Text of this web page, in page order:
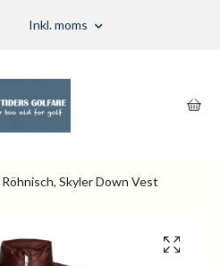
Inkl. moms
Röhnisch, Skyler Down Vest